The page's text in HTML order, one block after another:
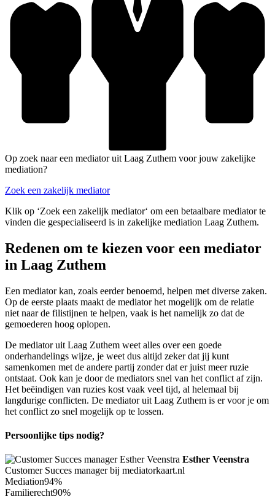
Op zoek naar een mediator uit Laag Zuthem voor jouw zakelijke
mediation?
Zoek een zakelijk mediator
Klik op ‘Zoek een zakelijk mediator‘ om een betaalbare mediator te
vinden die gespecialiseerd is in zakelijke mediation Laag Zuthem.
Redenen om te kiezen voor een mediator
in Laag Zuthem
Een mediator kan, zoals eerder benoemd, helpen met diverse zaken.
Op de eerste plaats maakt de mediator het mogelijk om de relatie
niet naar de filistijnen te helpen, vaak is het namelijk zo dat de
gemoederen hoog oplopen.
De mediator uit Laag Zuthem weet alles over een goede
onderhandelings wijze, je weet dus altijd zeker dat jij kunt
samenkomen met de andere partij zonder dat er juist meer ruzie
ontstaat. Ook kan je door de mediators snel van het conflict af zijn.
Het beëindigen van ruzies kost vaak veel tijd, al helemaal bij
langdurige conflicten. De mediator uit Laag Zuthem is er voor je om
het conflict zo snel mogelijk op te lossen.
Persoonlijke tips nodig?
Esther Veenstra
Customer Succes manager bij mediatorkaart.nl
Mediation94%
Familierecht90%